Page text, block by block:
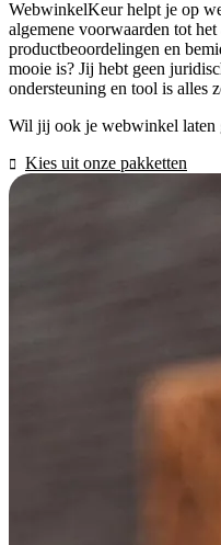
WebwinkelKeur helpt je op
algemene voorwaarden tot
productbeoordelingen en
mooie is? Jij hebt geen
ondersteuning en tool is alles
Wil jij ook je webwinkel laten
Kies uit onze pakketten